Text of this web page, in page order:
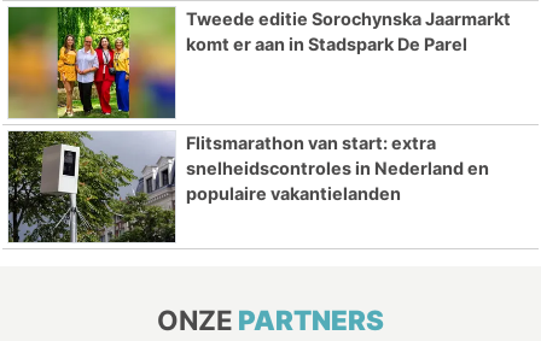
Tweede editie Sorochynska Jaarmarkt
komt er aan in Stadspark De Parel
Flitsmarathon van start: extra
snelheidscontroles in Nederland en
populaire vakantielanden
ONZE PARTNERS